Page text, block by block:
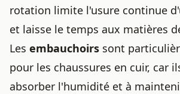
rotation limite l'usure continue
et laisse le temps aux matières
Les embauchoirs sont
pour les chaussures en cuir, car
absorber l'humidité et à